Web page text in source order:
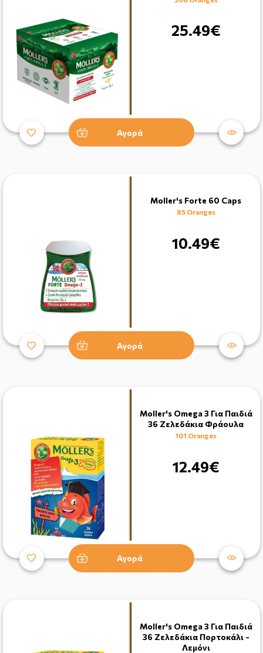
25.49€
Αγορά
Moller's Forte 60 Caps
85 Oranges
10.49€
Αγορά
Moller's Omega 3 Για Παιδιά
36 Ζελεδάκια Φράουλα
101 Oranges
12.49€
Αγορά
Moller's Omega 3 Για Παιδιά
36 Ζελεδάκια Πορτοκάλι -
Λεμόνι